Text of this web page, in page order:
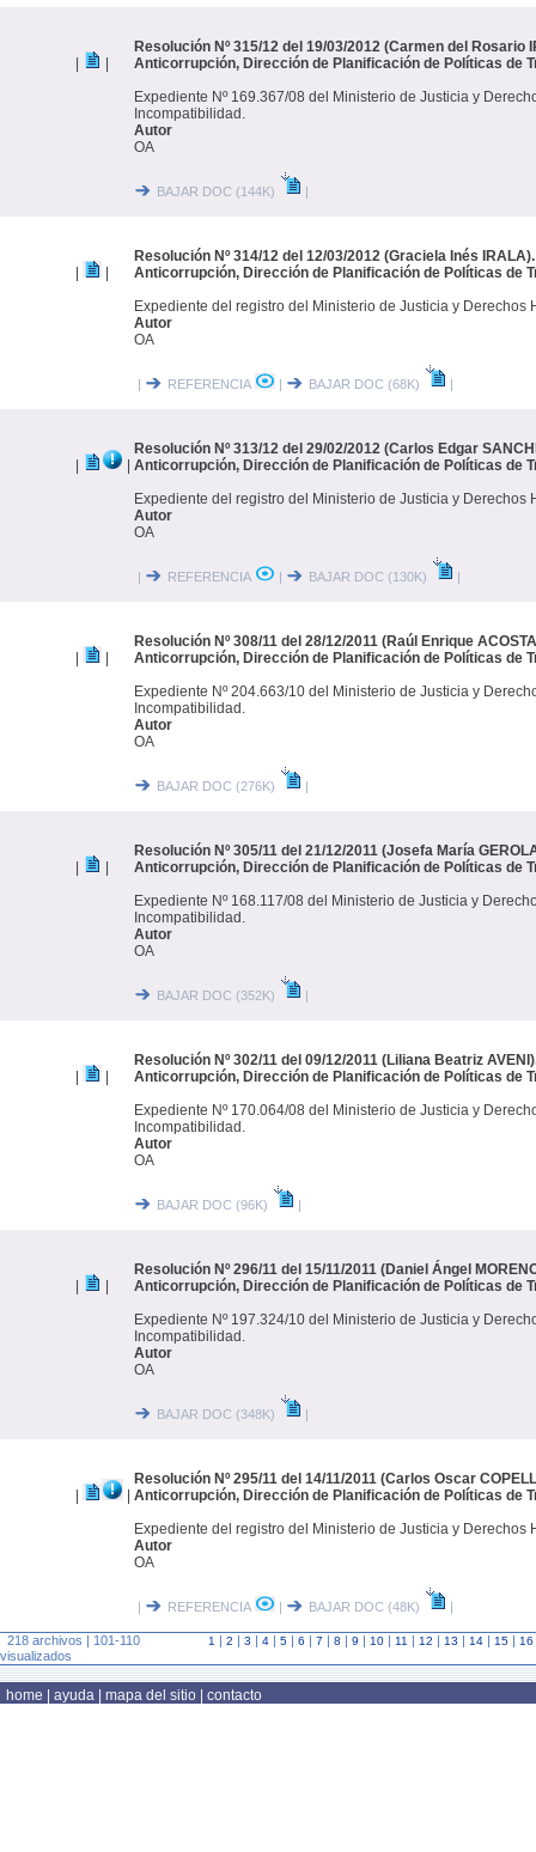
Resolución Nº 315/12 del 19/03/2012 (Carmen del Rosario
Anticorrupción, Dirección de Planificación de Políticas de
Expediente Nº 169.367/08 del Ministerio de Justicia y
Incompatibilidad.
Autor
OA
BAJAR DOC (144K) |
Resolución Nº 314/12 del 12/03/2012 (Graciela Inés
Anticorrupción, Dirección de Planificación de Políticas de
Expediente del registro del Ministerio de Justicia y Derechos
Autor
OA
| REFERENCIA | BAJAR DOC (68K) |
Resolución Nº 313/12 del 29/02/2012 (Carlos Edgar
Anticorrupción, Dirección de Planificación de Políticas de
Expediente del registro del Ministerio de Justicia y Derechos
Autor
OA
| REFERENCIA | BAJAR DOC (130K) |
Resolución Nº 308/11 del 28/12/2011 (Raúl Enrique
Anticorrupción, Dirección de Planificación de Políticas de
Expediente Nº 204.663/10 del Ministerio de Justicia y
Incompatibilidad.
Autor
OA
BAJAR DOC (276K) |
Resolución Nº 305/11 del 21/12/2011 (Josefa María
Anticorrupción, Dirección de Planificación de Políticas de
Expediente Nº 168.117/08 del Ministerio de Justicia y
Incompatibilidad.
Autor
OA
BAJAR DOC (352K) |
Resolución Nº 302/11 del 09/12/2011 (Liliana Beatriz
Anticorrupción, Dirección de Planificación de Políticas de
Expediente Nº 170.064/08 del Ministerio de Justicia y
Incompatibilidad.
Autor
OA
BAJAR DOC (96K) |
Resolución Nº 296/11 del 15/11/2011 (Daniel Ángel
Anticorrupción, Dirección de Planificación de Políticas de
Expediente Nº 197.324/10 del Ministerio de Justicia y
Incompatibilidad.
Autor
OA
BAJAR DOC (348K) |
Resolución Nº 295/11 del 14/11/2011 (Carlos Oscar
Anticorrupción, Dirección de Planificación de Políticas de
Expediente del registro del Ministerio de Justicia y Derechos
Autor
OA
| REFERENCIA | BAJAR DOC (48K) |
218 archivos | 101-110
visualizados
1 | 2 | 3 | 4 | 5 | 6 | 7 | 8 | 9 | 10 | 11 | 12 | 13 | 14 | 15 | 16
home ayuda mapa del sitio contacto